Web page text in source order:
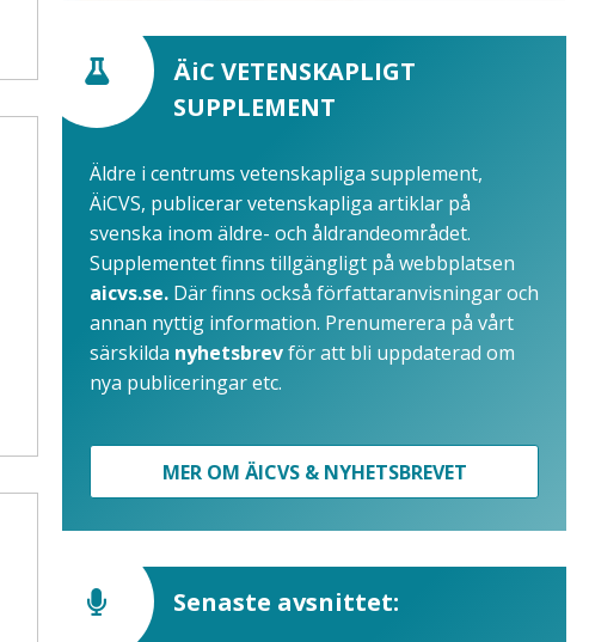
ÄiC VETENSKAPLIGT
SUPPLEMENT
Äldre i centrums vetenskapliga supplement,
ÄiCVS, publicerar vetenskapliga artiklar på
svenska inom äldre- och åldrandeområdet.
Supplementet finns tillgängligt på webbplatsen
aicvs.se. Där finns också författaranvisningar och
annan nyttig information. Prenumerera på vårt
särskilda nyhetsbrevför att bli uppdaterad om
nya publiceringar etc.
MER OM ÄICVS & NYHETSBREVET
Senaste avsnittet: